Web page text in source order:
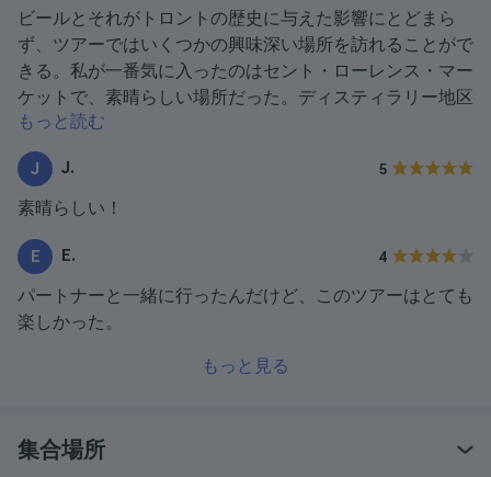
ビールとそれがトロントの歴史に与えた影響にとどまら
ず、ツアーではいくつかの興味深い場所を訪れることがで
きる。私が一番気に入ったのはセント・ローレンス・マー
ケットで、素晴らしい場所だった。ディスティラリー地区
はトロントに行くなら必見だ。
もっと読む
J J. 5
素晴らしい！
E E. 4
パートナーと一緒に行ったんだけど、このツアーはとても
楽しかった。
もっと見る
集合場所